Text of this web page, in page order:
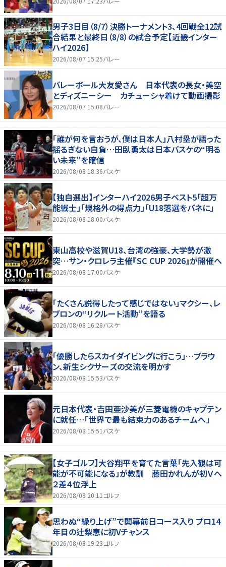
男子3日目（8/7）決勝トーナメント3、4回戦全12試
合結果と最終日（8/8）の試合予定【近畿インター
ハイ2026】
2026/08/07 15:25バレー
バレーボール大友愛さん 日本代表の長女・美空
とディズニーシー カチューシャ着けて動画撮影
2026/08/07 15:08バレー
「誰が何を言おうが、僕は日本人」八村塁が語った
揺るぎない自負…田臥勇太は日本バスケの“明る
い未来”を確信
2026/08/08 18:36バスケ
【独自選出】インターハイ2026男子ベスト5「超万
能戦士」「規格外の得点力」「U18落選をバネに」
2026/08/08 18:00バスケ
東山高校や滋賀U18、台湾の強豪、大学勢が激
突…サン・クロレラ主催『SC CUP 2026』が開催へ
2026/08/08 17:00バスケ
「たくさん説得したって感じではない」マクシー、レ
ブロンの“リクルート活動”を語る
2026/08/08 16:28バスケ
「優勝したらスカイダイビングに行こう」…ブラウ
ン、新生シクサーズの交流を明かす
2026/08/08 15:53バスケ
元日本代表・吉田亜沙美が三菱電機のキャプテン
に就任…「世界で最も結束力のあるチームへ」
2026/08/08 15:51 バスケ
【女子ゴルフ】大谷翔平を育てた言葉「先入観は可
能が不可能になる」が教訓 藤田かれんが初Ｖへ
２差４位浮上
2026/08/08 20:11 ゴルフ
思わぬ“繰り上げ”で開幕前日コース入り プロ14
年目の辻梨恵に初Vチャンス
2026/08/08 19:23ゴルフ